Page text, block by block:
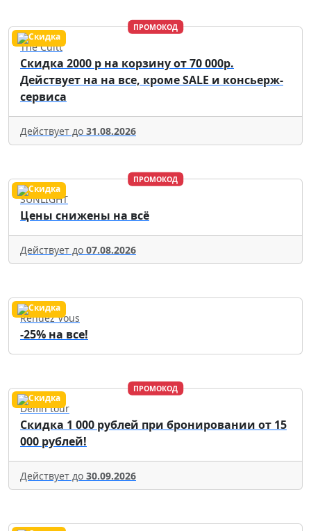
ПРОМОКОД
The Cultt
Скидка 2000 р на корзину от 70 000р.
Действует на на все, кроме SALE и консьерж-
сервиса
Действует до 31.08.2026
ПРОМОКОД
SUNLIGHT
Цены снижены на всё
Действует до 07.08.2026
Rendez Vous
-25% на все!
ПРОМОКОД
Delfin tour
Скидка 1 000 рублей при бронировании от 15
000 рублей!
Действует до 30.09.2026